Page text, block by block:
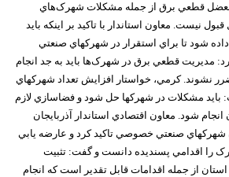
معضل قطعي برق از جمله مشکلات شهرک‌هاي
نيست. معاون استاندار با تاکيد بر اينکه بايد
شود تا براي استقرار در شهرکهاي صنعتي
مديريت قطعي برق در شهرک‌ها بايد به جد انجام
نشوند. کرمي، خواستار افزايش تعداد شهرکهاي
مشکلات در شهرکها حل شود و فضاسازي لازم
شود. معاون اقتصادي استاندار آذربايجان
شهرکهاي صنعتي خصوصي تاکيد کرد و عارضه يابي
را اقدامي پسنديده دانست و گفت: تثبيت
از جمله اقدامات قابل تقدير است که انجام